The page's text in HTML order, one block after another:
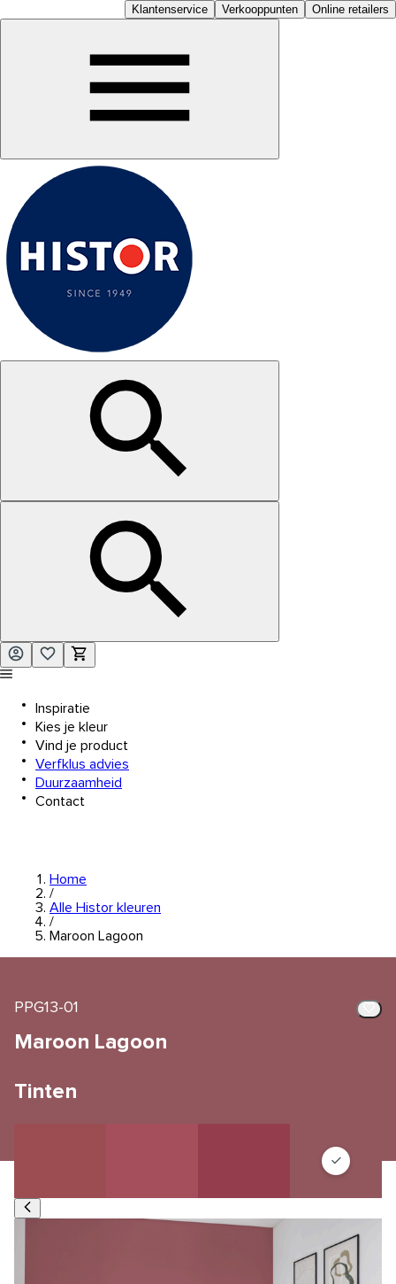
Klantenservice Verkooppunten Online retailers
Inspiratie
Kies je kleur
Vind je product
Verfklus advies
Duurzaamheid
Contact
Home
/
Alle Histor kleuren
/
Maroon Lagoon
PPG13-01
Maroon Lagoon
Tinten